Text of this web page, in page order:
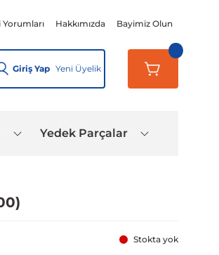
Hakkımızda Bayimiz Olun
Giriş Yap Yeni Üyelik
Yedek Parçalar
Stokta yok